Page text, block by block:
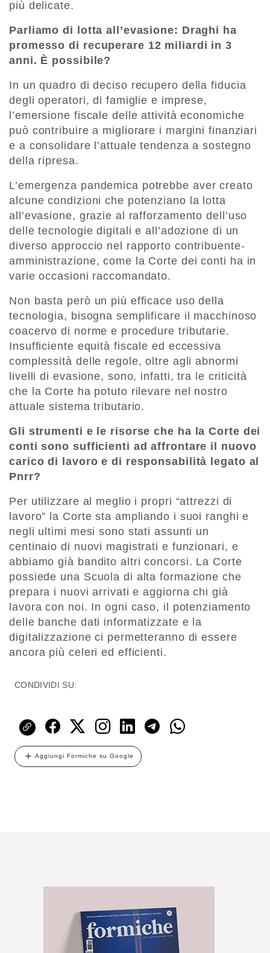
più delicate.
Parliamo di lotta all’evasione: Draghi ha
promesso di recuperare 12 miliardi in 3
anni. È possibile?
In un quadro di deciso recupero della fiducia
degli operatori, di famiglie e imprese,
l’emersione fiscale delle attività economiche
può contribuire a migliorare i margini finanziari
e a consolidare l’attuale tendenza a sostegno
della ripresa.
L’emergenza pandemica potrebbe aver creato
alcune condizioni che potenziano la lotta
all’evasione, grazie al rafforzamento dell’uso
delle tecnologie digitali e all’adozione di un
diverso approccio nel rapporto contribuente-
amministrazione, come la Corte dei conti ha in
varie occasioni raccomandato.
Non basta però un più efficace uso della
tecnologia, bisogna semplificare il macchinoso
coacervo di norme e procedure tributarie.
Insufficiente equità fiscale ed eccessiva
complessità delle regole, oltre agli abnormi
livelli di evasione, sono, infatti, tra le criticità
che la Corte ha potuto rilevare nel nostro
attuale sistema tributario.
Gli strumenti e le risorse che ha la Corte dei
conti sono sufficienti ad affrontare il nuovo
carico di lavoro e di responsabilità legato al
Pnrr?
Per utilizzare al meglio i propri “attrezzi di
lavoro” la Corte sta ampliando i suoi ranghi e
negli ultimi mesi sono stati assunti un
centinaio di nuovi magistrati e funzionari, e
abbiamo già bandito altri concorsi. La Corte
possiede una Scuola di alta formazione che
prepara i nuovi arrivati e aggiorna chi già
lavora con noi. In ogni caso, il potenziamento
delle banche dati informatizzate e la
digitalizzazione ci permetteranno di essere
ancora più celeri ed efficienti.
CONDIVIDI SU:
Aggiungi Formiche su Google